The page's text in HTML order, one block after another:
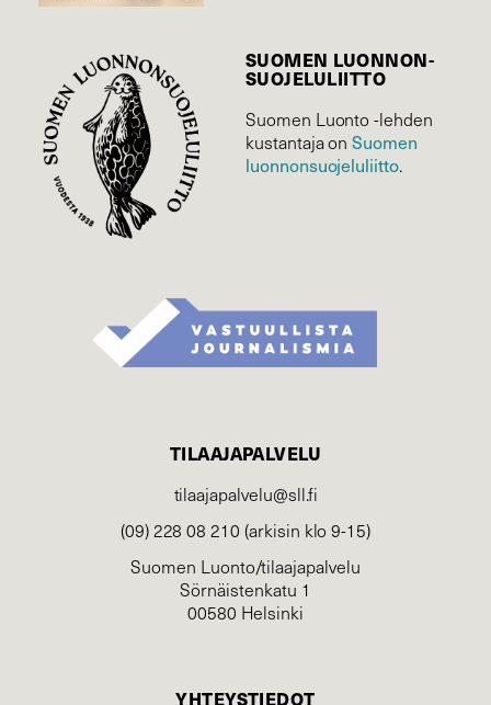
SUOMEN LUONNON­
SUOJELU­LIITTO
Suomen Luonto -lehden
kustantaja onSuomen
luonnonsuojelu­liitto.
TILAAJAPALVELU
tilaajapalvelu@sll.fi
(09) 228 08 210 (arkisin klo 9-15)
Suomen Luonto/tilaajapalvelu
Sörnäistenkatu 1
00580 Helsinki
YHTEYSTIEDOT